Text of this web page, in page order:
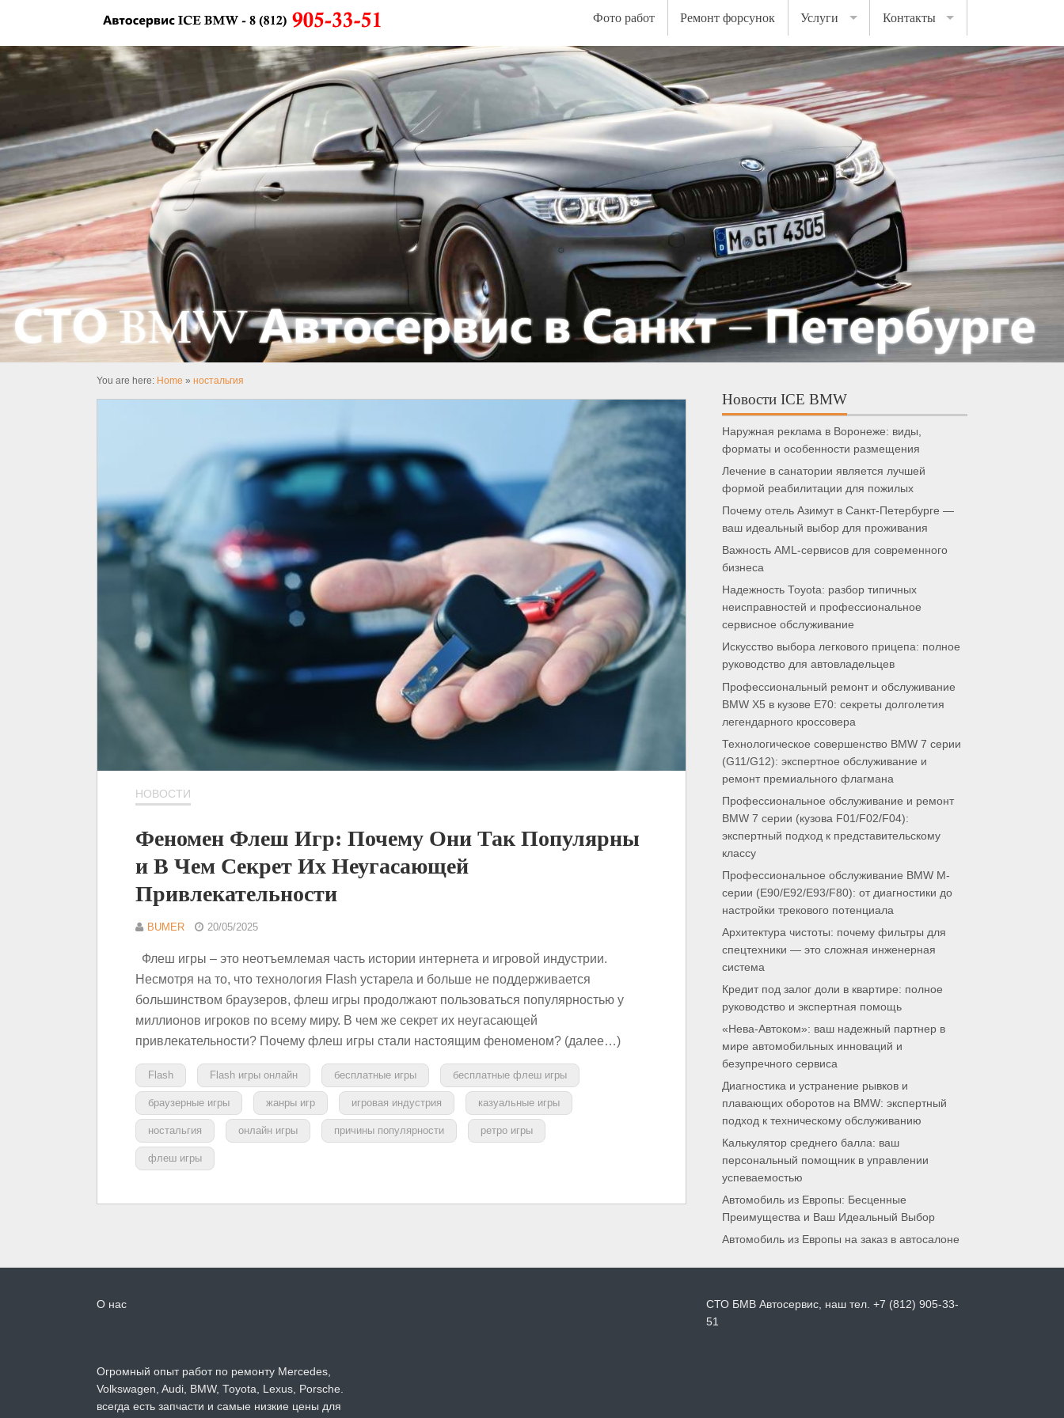
Фото работ Ремонт форсунок Услуги Контакты
You are here: Home » ностальгия
НОВОСТИ
Феномен Флеш Игр: Почему Они Так Популярны
и В Чем Секрет Их Неугасающей
Привлекательности
BUMER 20/05/2025
Флеш игры – это неотъемлемая часть истории интернета и игровой индустрии.
Несмотря на то, что технология Flash устарела и больше не поддерживается
большинством браузеров, флеш игры продолжают пользоваться популярностью у
миллионов игроков по всему миру. В чем же секрет их неугасающей
привлекательности? Почему флеш игры стали настоящим феноменом? (далее…)
Flash Flash игры онлайн бесплатные игры бесплатные флеш игры
браузерные игры жанры игр игровая индустрия казуальные игры
ностальгия онлайн игры причины популярности ретро игры
флеш игры
Новости ICE BMW
Наружная реклама в Воронеже: виды,
форматы и особенности размещения
Лечение в санатории является лучшей
формой реабилитации для пожилых
Почему отель Азимут в Санкт-Петербурге —
ваш идеальный выбор для проживания
Важность AML-сервисов для современного
бизнеса
Надежность Toyota: разбор типичных
неисправностей и профессиональное
сервисное обслуживание
Искусство выбора легкового прицепа: полное
руководство для автовладельцев
Профессиональный ремонт и обслуживание
BMW X5 в кузове E70: секреты долголетия
легендарного кроссовера
Технологическое совершенство BMW 7 серии
(G11/G12): экспертное обслуживание и
ремонт премиального флагмана
Профессиональное обслуживание и ремонт
BMW 7 серии (кузова F01/F02/F04):
экспертный подход к представительскому
классу
Профессиональное обслуживание BMW M-
серии (E90/E92/E93/F80): от диагностики до
настройки трекового потенциала
Архитектура чистоты: почему фильтры для
спецтехники — это сложная инженерная
система
Кредит под залог доли в квартире: полное
руководство и экспертная помощь
«Нева-Автоком»: ваш надежный партнер в
мире автомобильных инноваций и
безупречного сервиса
Диагностика и устранение рывков и
плавающих оборотов на BMW: экспертный
подход к техническому обслуживанию
Калькулятор среднего балла: ваш
персональный помощник в управлении
успеваемостью
Автомобиль из Европы: Бесценные
Преимущества и Ваш Идеальный Выбор
Автомобиль из Европы на заказ в автосалоне
О нас
Огромный опыт работ по ремонту Mercedes,
Volkswagen, Audi, BMW, Toyota, Lexus, Porsche.
всегда есть запчасти и самые низкие цены для
СТО БМВ Автосервис, наш тел. +7 (812) 905-33-
51